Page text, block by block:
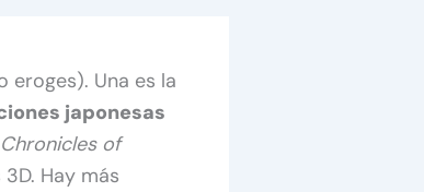
eroges). Una es la
japonesas
Chronicles of
Hay más